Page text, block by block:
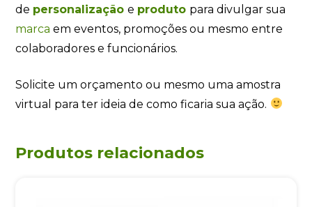
de personalização e produto para divulgar sua
marca em eventos, promoções ou mesmo entre
colaboradores e funcionários.
Solicite um orçamento ou mesmo uma amostra
virtual para ter ideia de como ficaria sua ação.
Produtos relacionados